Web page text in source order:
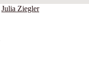
Julia Ziegler